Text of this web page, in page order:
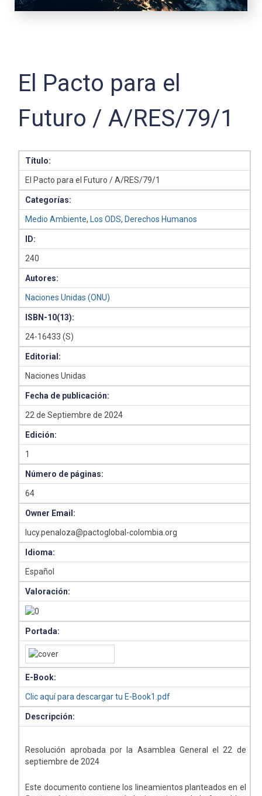
El Pacto para el
Futuro / A/RES/79/1
Título:
El Pacto para el Futuro / A/RES/79/1
Categorías:
Medio Ambiente, Los ODS, Derechos Humanos
ID:
240
Autores:
Naciones Unidas (ONU)
ISBN-10(13):
24-16433 (S)
Editorial:
Naciones Unidas
Fecha de publicación:
22 de Septiembre de 2024
Edición:
1
Número de páginas:
64
Owner Email:
lucy.penaloza@pactoglobal-colombia.org
Idioma:
Español
Valoración:
Portada:
E-Book:
Clic aquí para descargar tu E-Book1.pdf
Descripción:
Resolución aprobada por la Asamblea General el 22 de
septiembre de 2024
Este documento contiene los lineamientos planteados en el